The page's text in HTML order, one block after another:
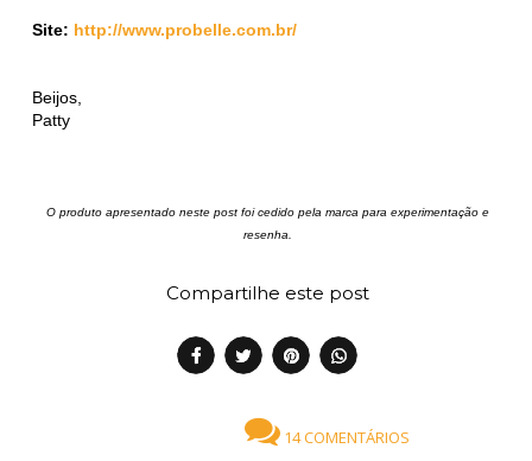
Site: http://www.probelle.com.br/
Beijos,
Patty
O produto apresentado neste post foi cedido pela marca para experimentação e
resenha.
Compartilhe este post
14 COMENTÁRIOS